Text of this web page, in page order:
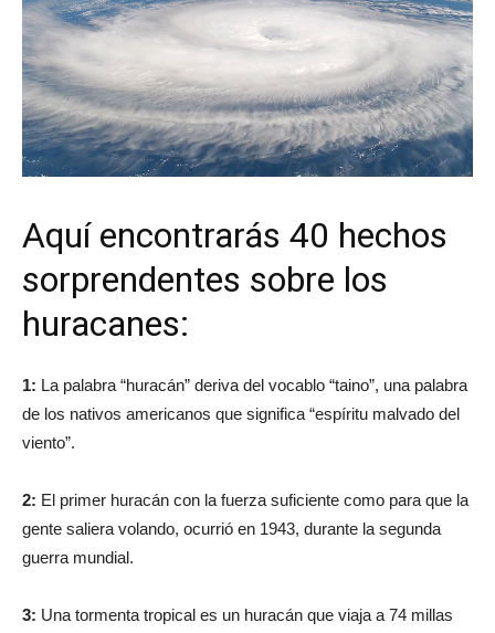
Aquí encontrarás 40 hechos
sorprendentes sobre los
huracanes:
1: La palabra “huracán” deriva del vocablo “taino”, una palabra
de los nativos americanos que significa “espíritu malvado del
viento”.
2: El primer huracán con la fuerza suficiente como para que la
gente saliera volando, ocurrió en 1943, durante la segunda
guerra mundial.
3: Una tormenta tropical es un huracán que viaja a 74 millas